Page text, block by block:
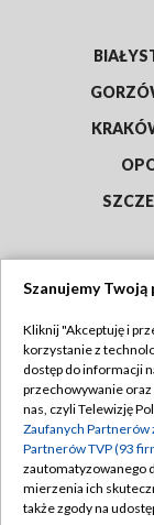
Abonament
Emisja w TVP
Centrum
Naziemna
Szanujemy
Kliknij "Akceptuję i
korzystanie z
dostęp do informacji
przechowywanie
nas, czyli Telewizję
Zaufanych Partnerów
Partnerów TVP (93
zautomatyzowanego
mierzenia ich
także zgody na